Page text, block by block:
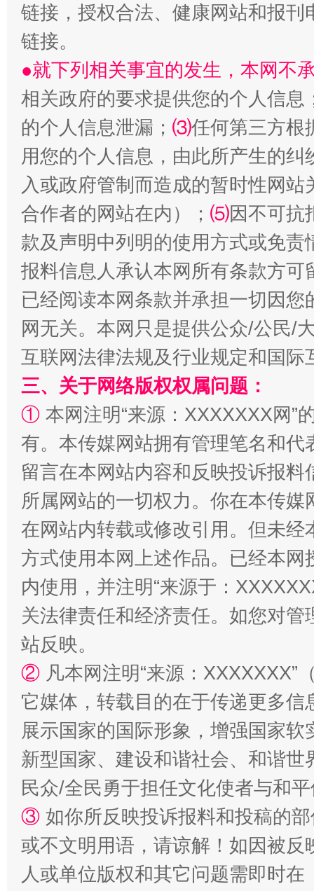
“刷贴”乱象丛生
生
揭批美国五大"原罪" "炒
解纷+调解+退费，一次搞定
站台名比不上好声名
漫山遍野的桃花与雪山、麦地、白藏房 除
链接，授权合法、健康网站和报
链接。
●就下列相关事宜的发生，本网不
相关政府的要求提供您的个人信息
的个人信息泄漏； ⑶任何第三方根
用您的个人信息，由此所产生的纠
入或政府管制而造成的暂时性网
合作者的网站在内）； ⑸因不可抗
款及声明中列明的使用方式或免责
报料信息人承认本网所有条款方
已经阅读本网条款并承担一切因
网无关。本网只是提供公众/公民/
互联网法律法规及行业规定和国
三、关于网络版权权属问题：
① 本网注明“来源：XXXXXXX网”
有。本传媒网站拥有管理笔名和
留言在本网站内容和反映投诉报
所属网站的一切权力。你在本传
在网站内转载或修改引用。但未
方式使用本网上述作品。已经本
内使用，并注明“来源于：
关法律责任和经济责任。如您对
站反映。
② 凡本网注明“来源：
它媒体，转载目的在于传递更多
展示国家的国际形象，增强国家
新型国家、建设和谐社会、和谐
民众/全民勇于担任文化使者与和
③ 如你所反映投诉报料和投稿的
或不文明用语，请谅解！如因被
人或单位版权和其它问题需即时在